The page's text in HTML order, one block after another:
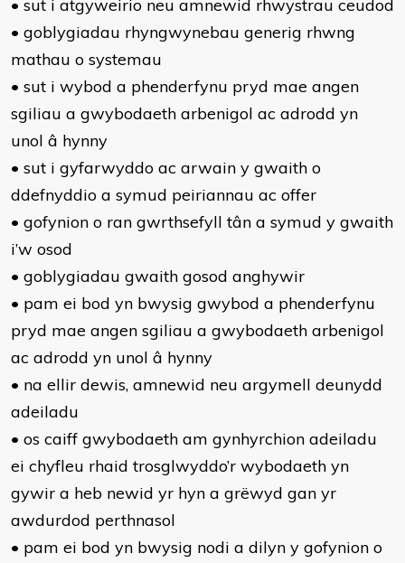
• sut i atgyweirio neu amnewid rhwystrau ceudod
• goblygiadau rhyngwynebau generig rhwng
mathau o systemau
• sut i wybod a phenderfynu pryd mae angen
sgiliau a gwybodaeth arbenigol ac adrodd yn
unol â hynny
• sut i gyfarwyddo ac arwain y gwaith o
ddefnyddio a symud peiriannau ac offer
• gofynion o ran gwrthsefyll tân a symud y gwaith
i’w osod
• goblygiadau gwaith gosod anghywir
• pam ei bod yn bwysig gwybod a phenderfynu
pryd mae angen sgiliau a gwybodaeth arbenigol
ac adrodd yn unol â hynny
• na ellir dewis, amnewid neu argymell deunydd
adeiladu
• os caiff gwybodaeth am gynhyrchion adeiladu
ei chyfleu rhaid trosglwyddo’r wybodaeth yn
gywir a heb newid yr hyn a grëwyd gan yr
awdurdod perthnasol
• pam ei bod yn bwysig nodi a dilyn y gofynion o